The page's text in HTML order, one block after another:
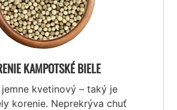
KAMPOTSKÉ BIELE
kvetinový – taký je
korenie. Neprekrýva chuť